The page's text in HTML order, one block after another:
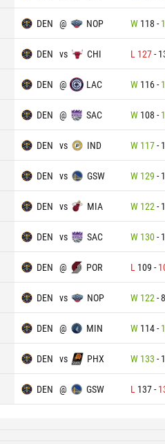
DEN @ NOP W 118 -
DEN vs CHI L 127-
DEN @ LAC W 116-
DEN @ SAC W 108 -
DEN vs IND W 117-
DEN vs GSW W 129 -
DEN vs MIA W 122 -
DEN vs SAC W 130-
DEN @ POR L 109 -
DEN vs NOP W 122 -
DEN @ MIN W 114-
DEN vs PHX W 133 -
DEN @ GSW L 137-